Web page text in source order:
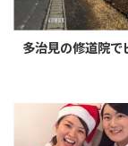
多治見の修道院で